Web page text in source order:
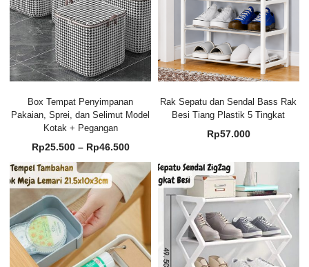
Box Tempat Penyimpanan
Pakaian, Sprei, dan Selimut Model
Kotak + Pegangan
Rp25.500 – Rp46.500Rentang
harga:
Rp25.500
hingga
Rp46.500
Rak Sepatu dan Sendal Bass Rak
Besi Tiang Plastik 5 Tingkat
Rp57.000